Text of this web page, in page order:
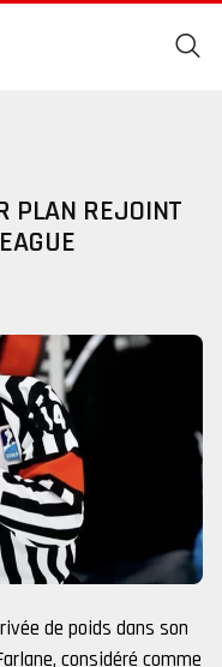
PLAN REJOINT
de poids dans son
considéré comme